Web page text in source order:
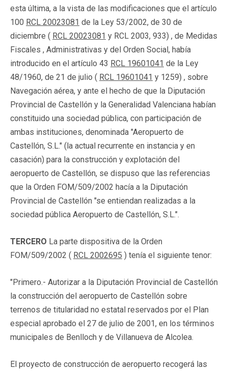
esta última, a la vista de las modificaciones que el artículo
100 RCL 20023081 de la Ley 53/2002, de 30 de
diciembre ( RCL 20023081 y RCL 2003, 933) , de Medidas
Fiscales , Administrativas y del Orden Social, había
introducido en el artículo 43 RCL 19601041 de la Ley
48/1960, de 21 de julio ( RCL 19601041 y 1259) , sobre
Navegación aérea, y ante el hecho de que la Diputación
Provincial de Castellón y la Generalidad Valenciana habían
constituido una sociedad pública, con participación de
ambas instituciones, denominada "Aeropuerto de
Castellón, S.L." (la actual recurrente en instancia y en
casación) para la construcción y explotación del
aeropuerto de Castellón, se dispuso que las referencias
que la Orden FOM/509/2002 hacía a la Diputación
Provincial de Castellón "se entiendan realizadas a la
sociedad pública Aeropuerto de Castellón, S.L.".
TERCERO La parte dispositiva de la Orden
FOM/509/2002 ( RCL 2002695 ) tenía el siguiente tenor:
"Primero.- Autorizar a la Diputación Provincial de Castellón
la construcción del aeropuerto de Castellón sobre
terrenos de titularidad no estatal reservados por el Plan
especial aprobado el 27 de julio de 2001, en los términos
municipales de Benlloch y de Villanueva de Alcolea.
El proyecto de construcción de aeropuerto recogerá las